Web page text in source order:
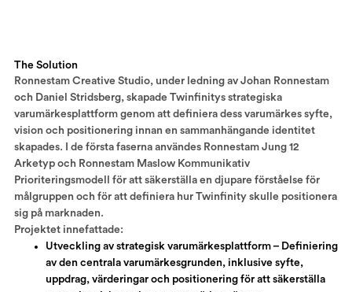
The Solution
Ronnestam Creative Studio, under ledning av Johan Ronnestam
och Daniel Stridsberg, skapade Twinfinitys strategiska
varumärkesplattform genom att definiera dess varumärkes syfte,
vision och positionering innan en sammanhängande identitet
skapades. I de första faserna användes Ronnestam Jung 12
Arketyp och Ronnestam Maslow Kommunikativ
Prioriteringsmodell för att säkerställa en djupare förståelse för
målgruppen och för att definiera hur Twinfinity skulle positionera
sig på marknaden.
Projektet innefattade:
Utveckling av strategisk varumärkesplattform – Definiering
av den centrala varumärkesgrunden, inklusive syfte,
uppdrag, värderingar och positionering för att säkerställa